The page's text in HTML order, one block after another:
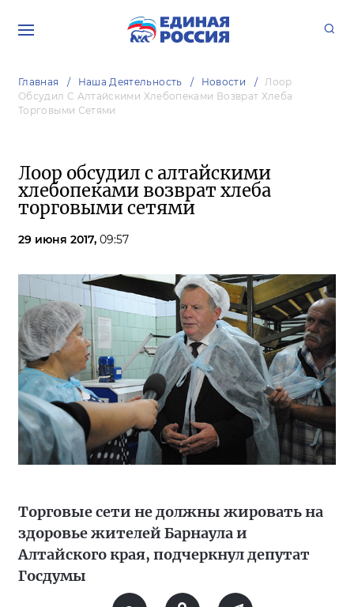
Главная Наша Деятельность Новости
Лоор
Обсудил С Алтайскими Хлебопеками Возврат Хлеба
Торговыми Сетями
Лоор обсудил с алтайскими
хлебопеками возврат хлеба
торговыми сетями
29 июня 2017, 09:57
Торговые сети не должны жировать на
здоровье жителей Барнаула и
Алтайского края, подчеркнул депутат
Госдумы